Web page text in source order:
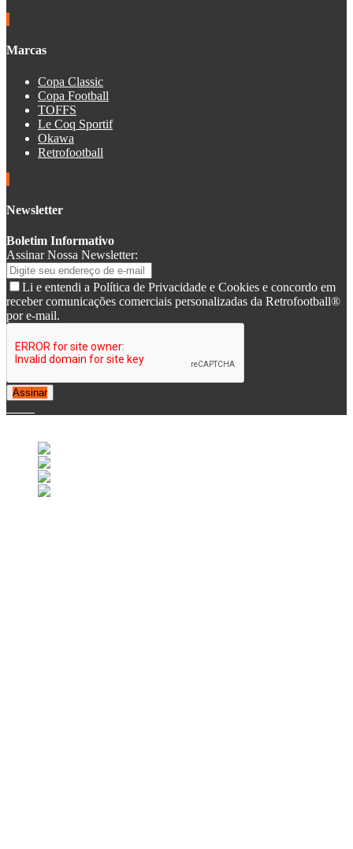
Marcas
Copa Classic
Copa Football
TOFFS
Le Coq Sportif
Okawa
Retrofootball
Newsletter
Boletim Informativo
Assinar Nossa Newsletter:
Li e entendi a Política de Privacidade e Cookies e concordo em
receber comunicações comerciais personalizadas da Retrofootball®
por e-mail.
Assinar